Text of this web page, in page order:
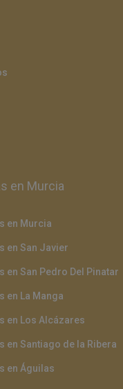
en Murcia
en Murcia
en San Javier
en San Pedro Del Pinatar
en La Manga
en Los Alcázares
en Santiago de la Ribera
en Águilas